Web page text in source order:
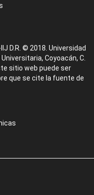
D.R. © 2018. Universidad
Coyoacán, C.
sitio web puede ser
que se cite la fuente de